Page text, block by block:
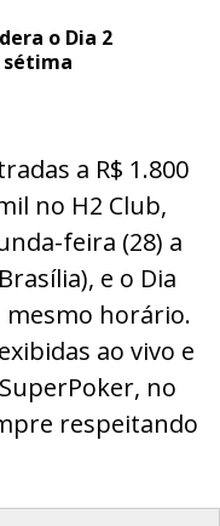
o Dia 2
sétima
a R$ 1.800
no H2 Club,
feira (28) a
e o Dia
mesmo horário.
ao vivo e
no
respeitando